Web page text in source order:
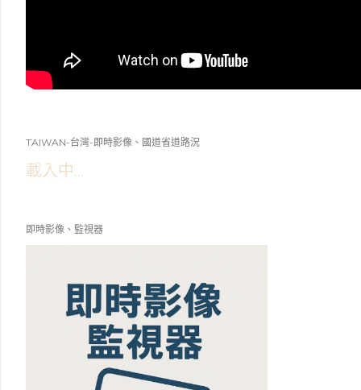
TAIWAN-台灣-即時影像、國道省道路況
載入中...
即時影像、監視器